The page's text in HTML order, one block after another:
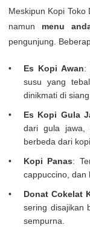
Meskipun Kopi Toko
namun menu
pengunjung.
Es Kopi Awan:
susu yang
dinikmati di
Es Kopi Gula
dari gula jawa,
berbeda dari
Kopi Panas:
cappuccino, dan
Donat Cokelat
sering disajikan
sempurna.